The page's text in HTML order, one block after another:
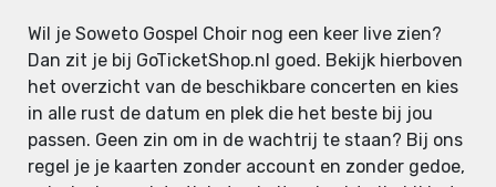
Wil je Soweto Gospel Choir nog een keer live zien?
Dan zit je bij GoTicketShop.nl goed. Bekijk hierboven
het overzicht van de beschikbare concerten en kies
in alle rust de datum en plek die het beste bij jou
passen. Geen zin om in de wachtrij te staan? Bij ons
regel je je kaarten zonder account en zonder gedoe,